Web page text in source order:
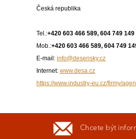
Česká republika
Tel.:+420 603 466 589, 604 749 149
Mob.:+420 603 466 589, 604 749
E-mail: info@desensky.cz
Internet: www.desa.cz
https://www.industry-eu.cz/firmy/
Chcete být